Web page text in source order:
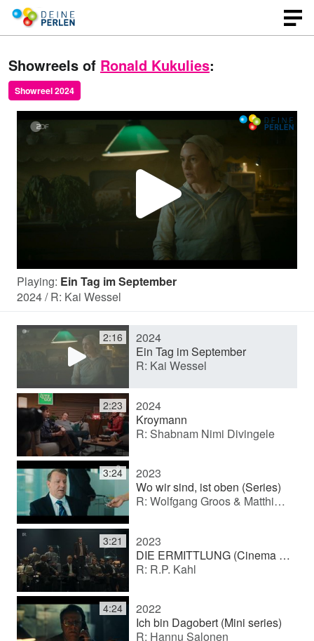
Showreels of Ronald Kukulies:
Showreel 2024
P
l
y
V
i
d
e
o
Playing: Ein Tag im September
2024 / R: Kai Wessel
2:16
2024
Ein Tag im September
R: Kai Wessel
2:23
2024
Kroymann
R: Shabnam Nimi Divingele
3:24
2023
Wo wir sind, ist oben (Series)
R: Wolfgang Groos & Matthias Koßmehl
3:21
2023
DIE ERMITTLUNG (Cinema film)
R: R.P. Kahl
4:24
2022
Ich bin Dagobert (Mini series)
R: Hannu Salonen